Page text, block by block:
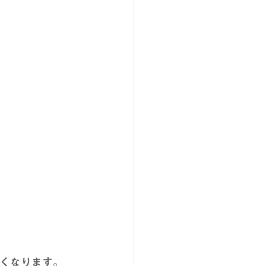
なります。